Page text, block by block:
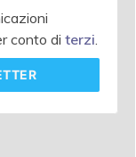
conto di terzi.